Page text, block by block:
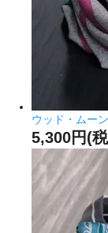
ウッド・ムー
5,300円(